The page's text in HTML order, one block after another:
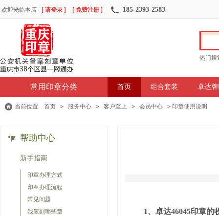
欢迎光临本店 [ 请登录 ] [ 免费注册 ] 185-2393-2583
热门搜
常用印章分类 首页 组合套装 卓达
当前位置: 首页 > 服务中心 > 客户至上 > 会员中心 > 印章使用说明
帮助中心
新手指南
印章办理方式
印章办理流程
常见问题
我应刻哪些章
1、卓达46045印章的